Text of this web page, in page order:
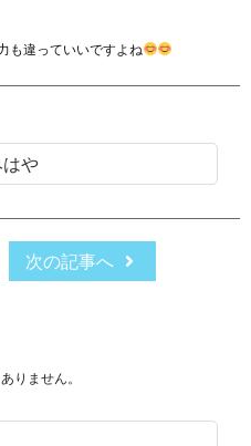
も違っていいですよね
や
次の記事へ
りません。